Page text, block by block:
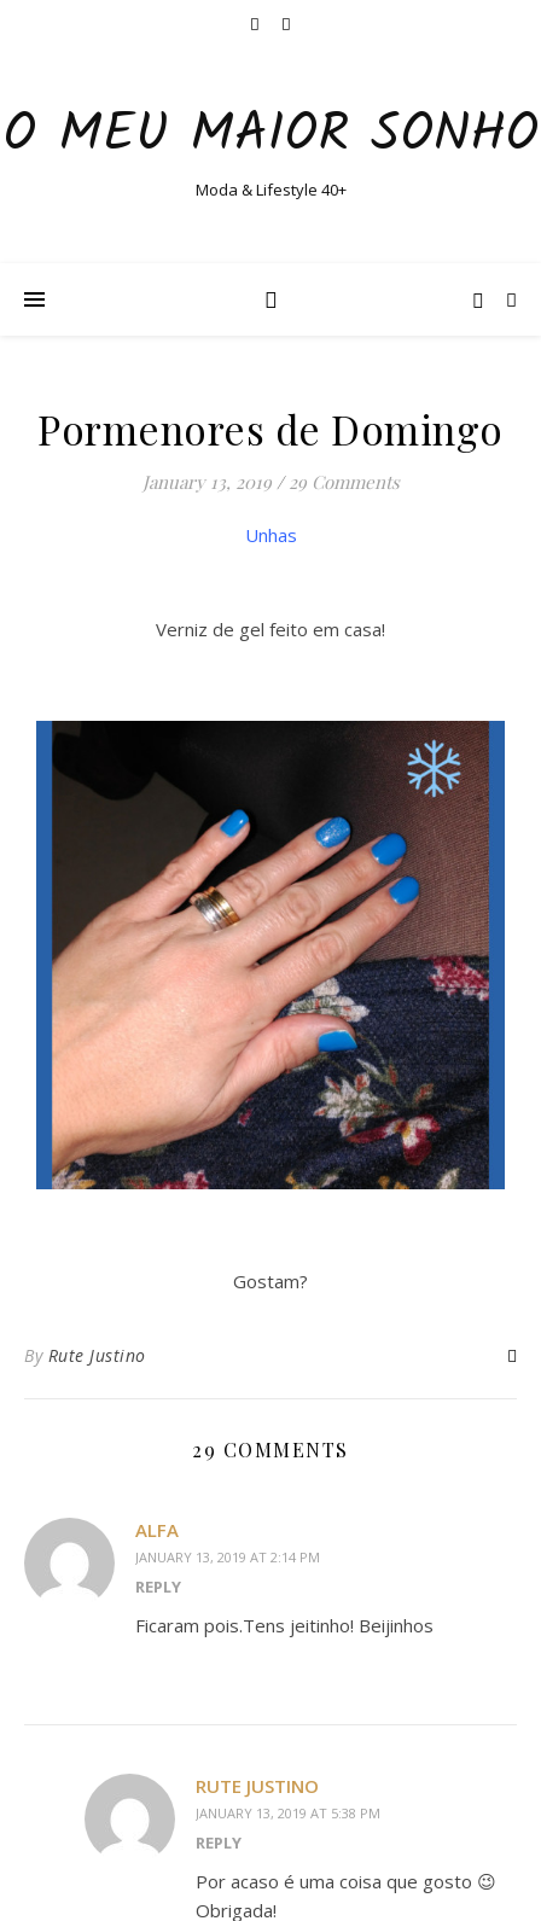
O MEU MAIOR SONHO
Moda & Lifestyle 40+
Pormenores de Domingo
January 13, 2019 / 29 Comments
Unhas
Verniz de gel feito em casa!
Gostam?
By Rute Justino
29 COMMENTS
ALFA
JANUARY 13, 2019 AT 2:14 PM
REPLY
Ficaram pois.Tens jeitinho! Beijinhos
RUTE JUSTINO
JANUARY 13, 2019 AT 5:38 PM
REPLY
Por acaso é uma coisa que gosto 😉
Obrigada!